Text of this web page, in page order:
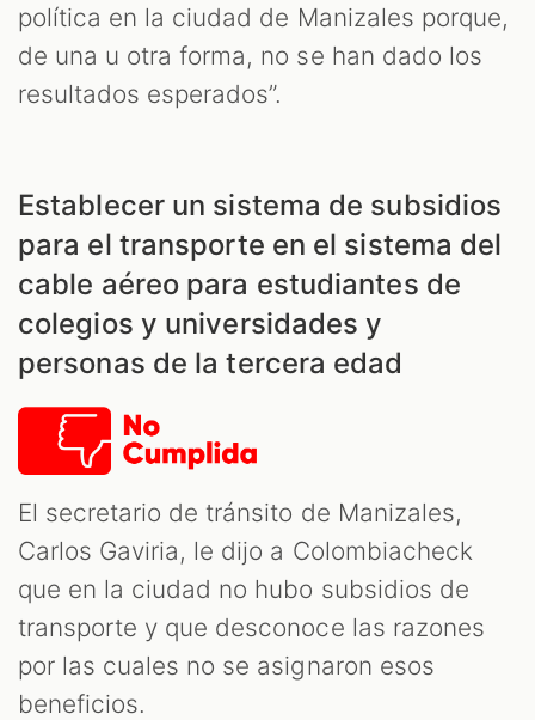
política en la ciudad de Manizales porque,
de una u otra forma, no se han dado los
resultados esperados”.
Establecer un sistema de subsidios
para el transporte en el sistema del
cable aéreo para estudiantes de
colegios y universidades y
personas de la tercera edad
El secretario de tránsito de Manizales,
Carlos Gaviria, le dijo a Colombiacheck
que en la ciudad no hubo subsidios de
transporte y que desconoce las razones
por las cuales no se asignaron esos
beneficios.